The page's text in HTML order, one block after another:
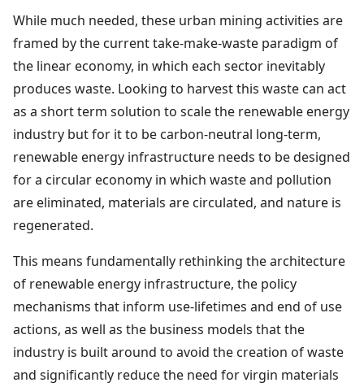
While much needed, these urban mining activities are
framed by the current take-make-waste paradigm of
the linear economy, in which each sector inevitably
produces waste. Looking to harvest this waste can act
as a short term solution to scale the renewable energy
industry but for it to be carbon-neutral long-term,
renewable energy infrastructure needs to be designed
for a circular economy in which waste and pollution
are eliminated, materials are circulated, and nature is
regenerated.
This means fundamentally rethinking the architecture
of renewable energy infrastructure, the policy
mechanisms that inform use-lifetimes and end of use
actions, as well as the business models that the
industry is built around to avoid the creation of waste
and significantly reduce the need for virgin materials